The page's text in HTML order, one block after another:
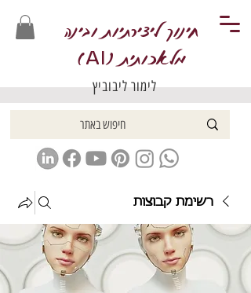
חינוך ליצירתיות ובינה
מלאכותית (AI
)
לימור ליבוביץ
רשימת קבוצות